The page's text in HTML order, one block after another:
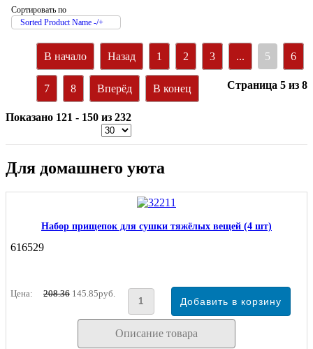
Сортировать по
Sorted Product Name -/+
В начало Назад 1 2 3 ... 5 6
7 8 Вперёд В конец Страница 5 из 8
Показано 121 - 150 из 232
Для домашнего уюта
Набор прищепок для сушки тяжёлых вещей (4 шт)
616529
Цена: 208.36 145.85руб.
Описание товара